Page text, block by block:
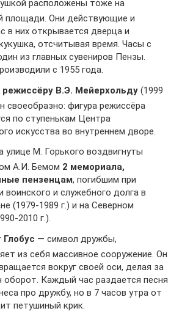
расположены тоже на
площади. Они действующие и
в них открывается дверца и
отсчитывая время. Часы с
из главных сувениров Пензы.
с 1955 года.
В.Э. Мейерхольду (1999
своеобразно: фигура режиссёра
по ступенькам Центра
искусства во внутреннем дворе.
улице М. Горького воздвигнуты
А.И. Бемом 2 мемориала,
пензенцам, погибшим при
воинского и служебного долга в
(1979-1989 г.) и на Северном
2010 г.).
— символ дружбы,
из себя массивное сооружение. Он
вокруг своей оси, делая за
оборот. Каждый час раздается песня
про дружбу, но в 7 часов утра от
петушиный крик.